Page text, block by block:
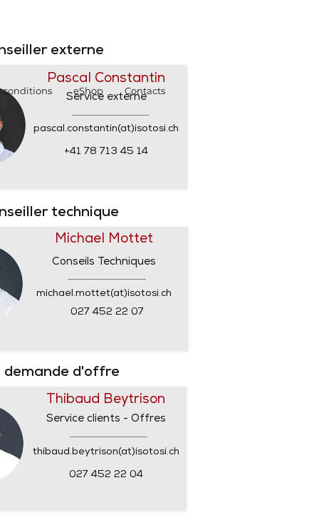
SHOP
conditions eShop Contacts
externe
Pascal Constantin
Service externe
pascal.constantin(at)isotosi.ch
+41 78 713 45 14
technique
Michael Mottet
Conseils Techniques
michael.mottet(at)isotosi.ch
027 452 22 07
demande d'offre
Thibaud Beytrison
Service clients - Offres
thibaud.beytrison(at)isotosi.ch
027 452 22 04